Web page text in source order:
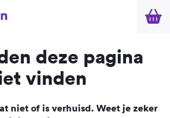
deze pagina
vinden
niet of is verhuisd. Weet je zeker